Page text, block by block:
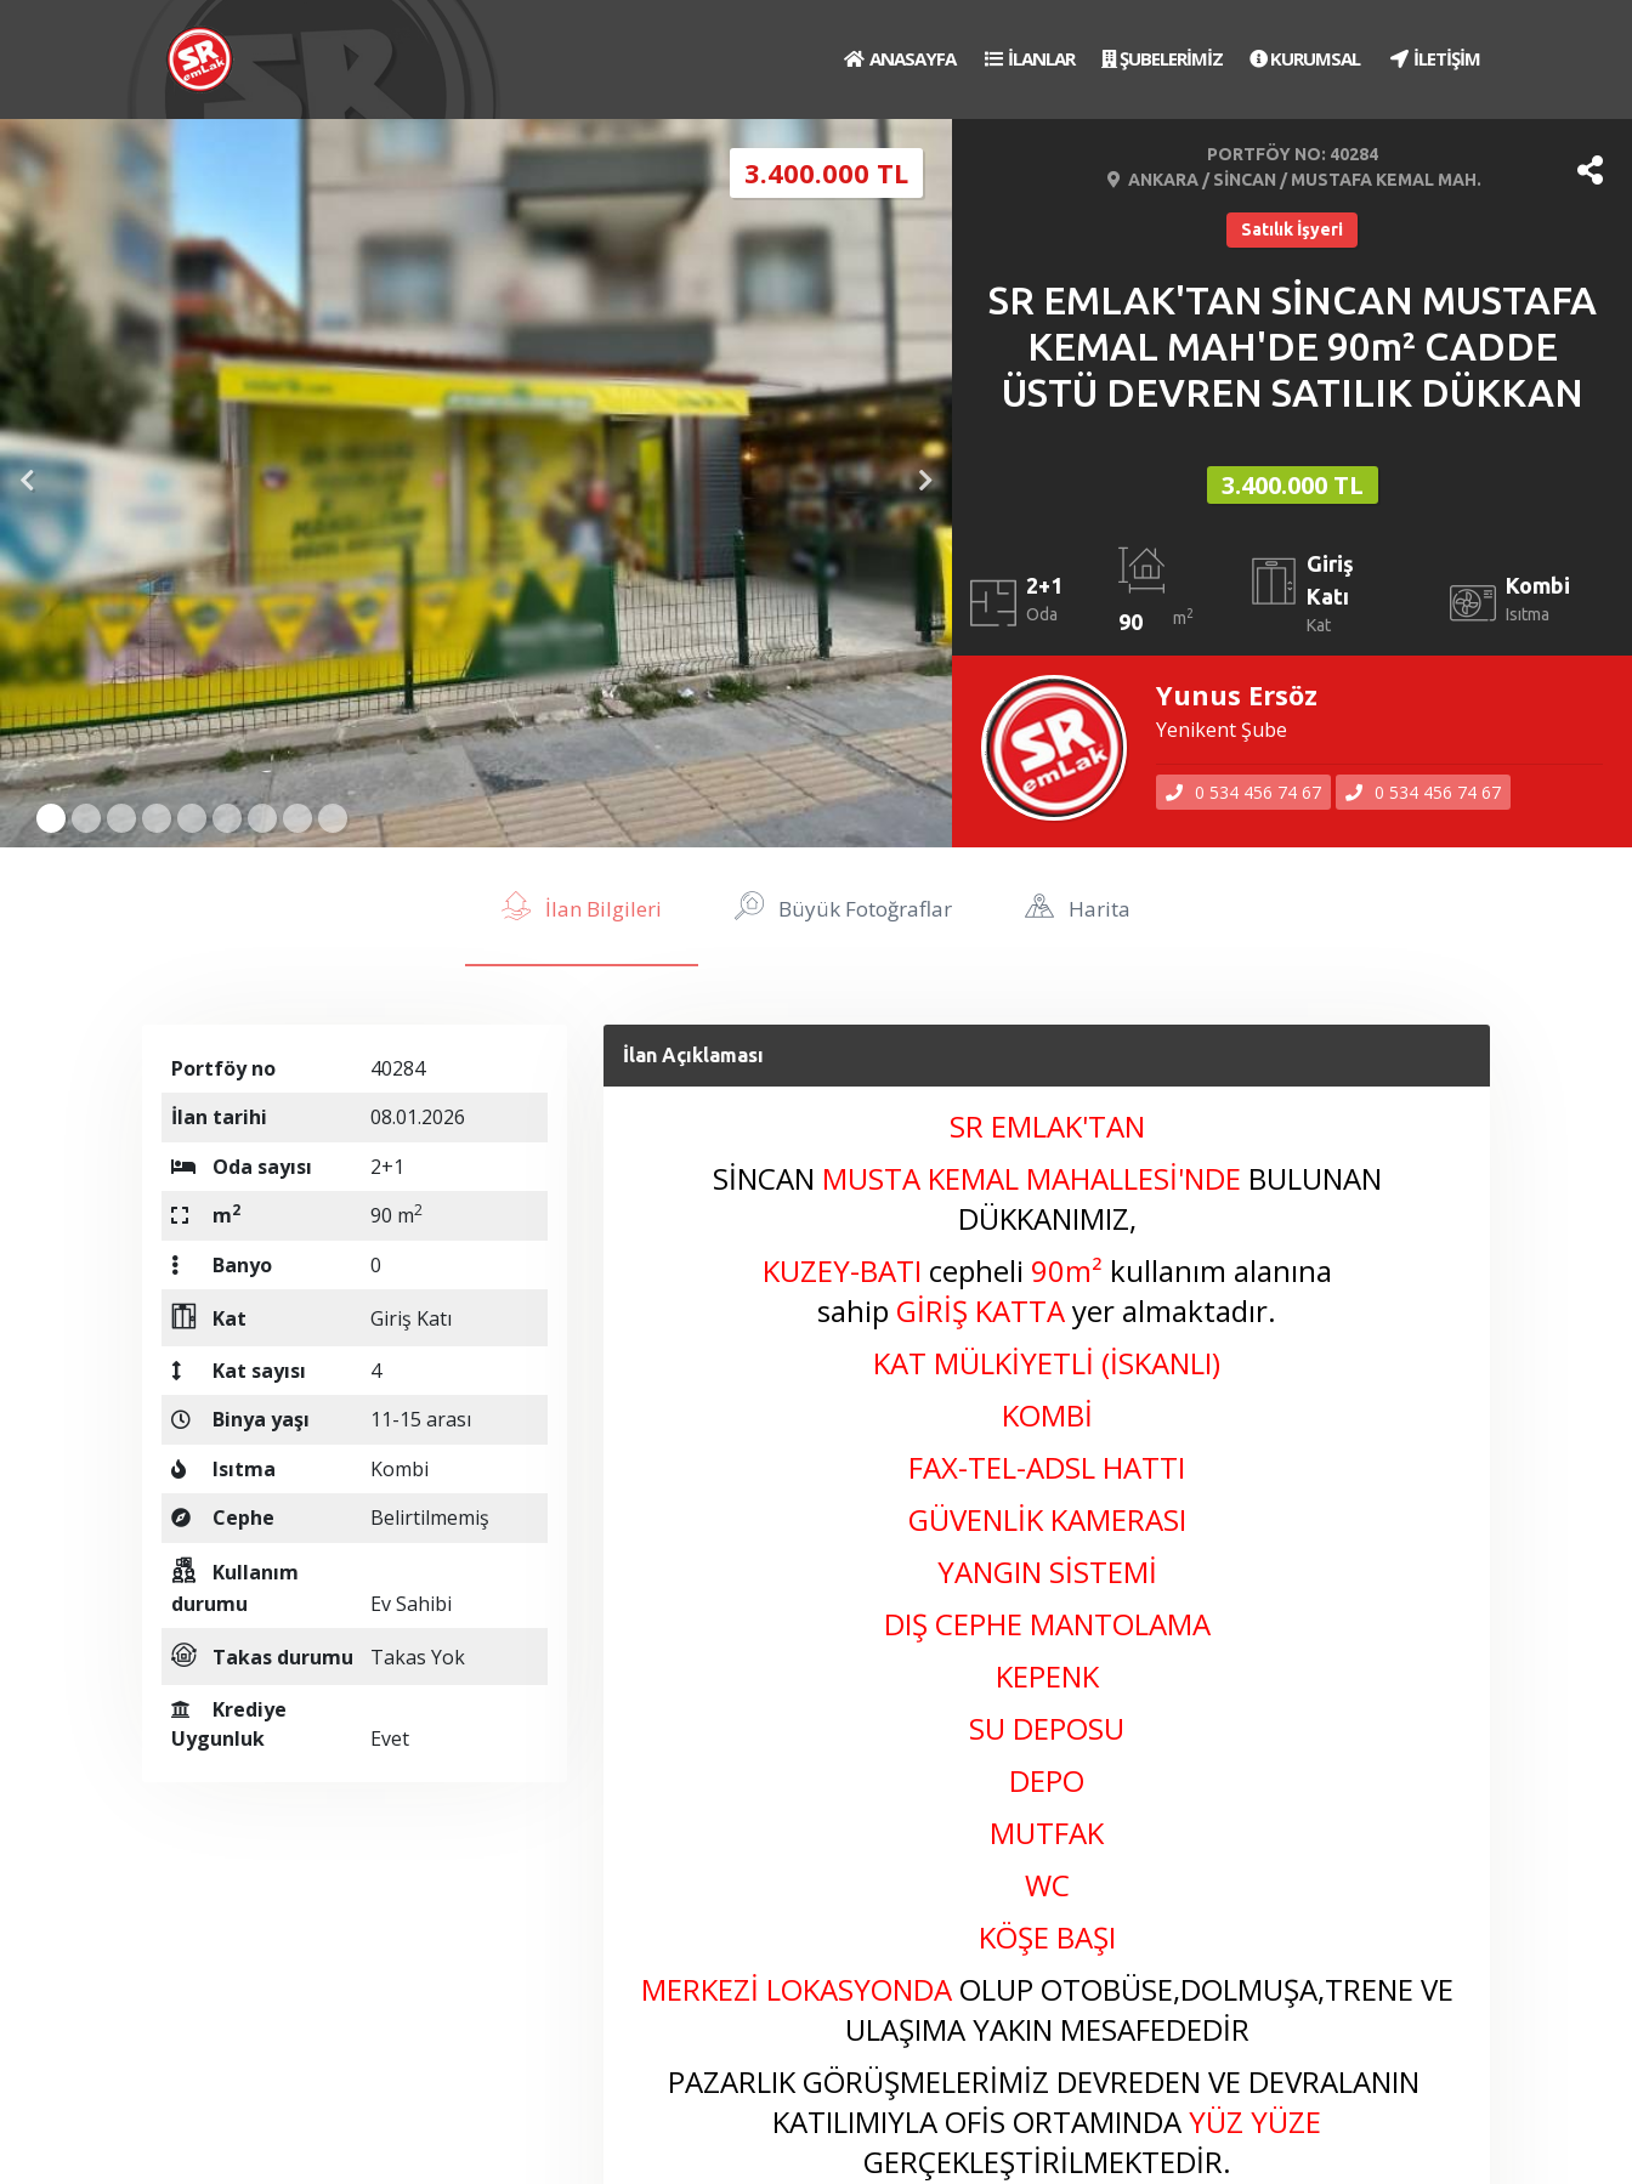
ANASAYFA İLANLAR ŞUBELERİMİZ KURUMSAL İLETİŞİM
3.400.000 TL
PORTFÖY NO: 40284
ANKARA / SİNCAN / MUSTAFA KEMAL MAH.
Satılık İşyeri
SR EMLAK'TAN SİNCAN MUSTAFA
KEMAL MAH'DE 90m² CADDE
ÜSTÜ DEVREN SATILIK DÜKKAN
3.400.000 TL
2+1
Oda 90 m2
Giriş
Katı
Kat
Kombi
Isıtma
Yunus Ersöz
Yenikent Şube
0 534 456 74 67 0 534 456 74 67
İlan Bilgileri Büyük Fotoğraflar Harita
Portföy no
40284
İlan tarihi
08.01.2026
Oda sayısı
2+1
m2 90 m2
Banyo
0
Kat
Giriş Katı
Kat sayısı
4
Binya yaşı
11-15 arası
Isıtma
Kombi
Cephe
Belirtilmemiş
Kullanım
durumu
Ev Sahibi
Takas durumu
Takas Yok
Krediye
Uygunluk
Evet
İlan Açıklaması
SR EMLAK'TAN
SİNCAN MUSTA KEMAL MAHALLESİ'NDE BULUNAN
DÜKKANIMIZ,
KUZEY-BATI cepheli 90m² kullanım alanına
sahip GİRİŞ KATTAyer almaktadır.
KAT MÜLKİYETLİ (İSKANLI)
KOMBİ
FAX-TEL-ADSL HATTI
GÜVENLİK KAMERASI
YANGIN SİSTEMİ
DIŞ CEPHE MANTOLAMA
KEPENK
SU DEPOSU
DEPO
MUTFAK
WC
KÖŞE BAŞI
MERKEZİ LOKASYONDAOLUP OTOBÜSE,DOLMUŞA,TRENE VE
ULAŞIMA YAKIN MESAFEDEDİR
PAZARLIK GÖRÜŞMELERİMİZ DEVREDEN VE DEVRALANIN
KATILIMIYLA OFİS ORTAMINDAYÜZ YÜZE
GERÇEKLEŞTİRİLMEKTEDİR.